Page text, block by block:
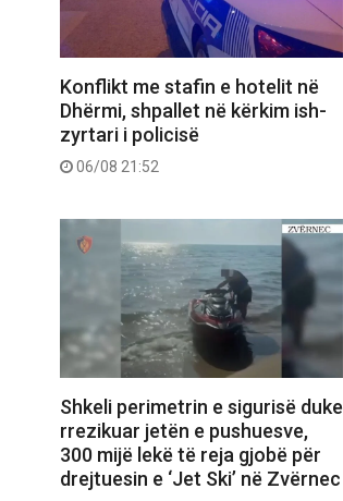
Konflikt me stafin e hotelit në
Dhërmi, shpallet në kërkim ish-
zyrtari i policisë
06/08 21:52
Shkeli perimetrin e sigurisë duke
rrezikuar jetën e pushuesve,
300 mijë lekë të reja gjobë për
drejtuesin e ‘Jet Ski’ në Zvërnec